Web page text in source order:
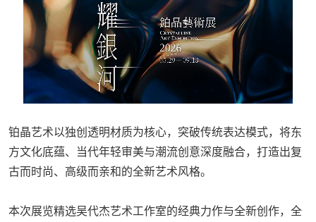
铂晶艺术以独创透明材质为核心，突破传统表达模式，将东
方文化底蕴、当代年轻审美与潮流创意深度融合，打造出复
古而时尚、高级而亲和的全新艺术风格。
本次展览精选吴代杰艺术工作室的经典力作与全新创作，全